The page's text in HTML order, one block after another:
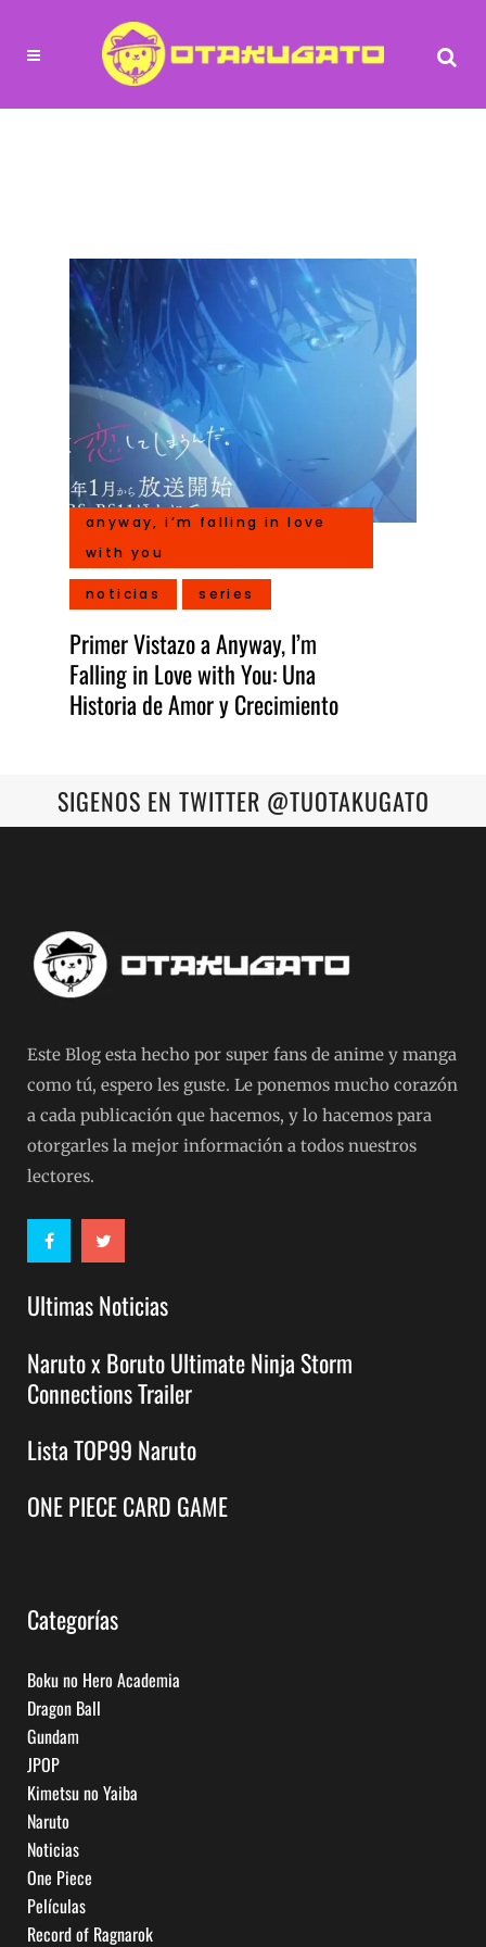
anyway, i’m falling in love
with you
noticias series
Primer Vistazo a Anyway, I’m
Falling in Love with You: Una
Historia de Amor y Crecimiento
SIGENOS EN TWITTER @TUOTAKUGATO
Este Blog esta hecho por super fans de anime y manga
como tú, espero les guste. Le ponemos mucho corazón
a cada publicación que hacemos, y lo hacemos para
otorgarles la mejor información a todos nuestros
lectores.
Ultimas Noticias
Naruto x Boruto Ultimate Ninja Storm
Connections Trailer
Lista TOP99 Naruto
ONE PIECE CARD GAME
Categorías
Boku no Hero Academia
Dragon Ball
Gundam
JPOP
Kimetsu no Yaiba
Naruto
Noticias
One Piece
Películas
Record of Ragnarok